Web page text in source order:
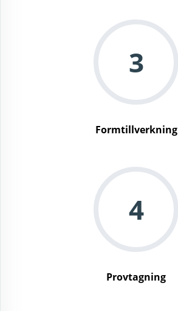
3
Formtillverkning
4
Provtagning